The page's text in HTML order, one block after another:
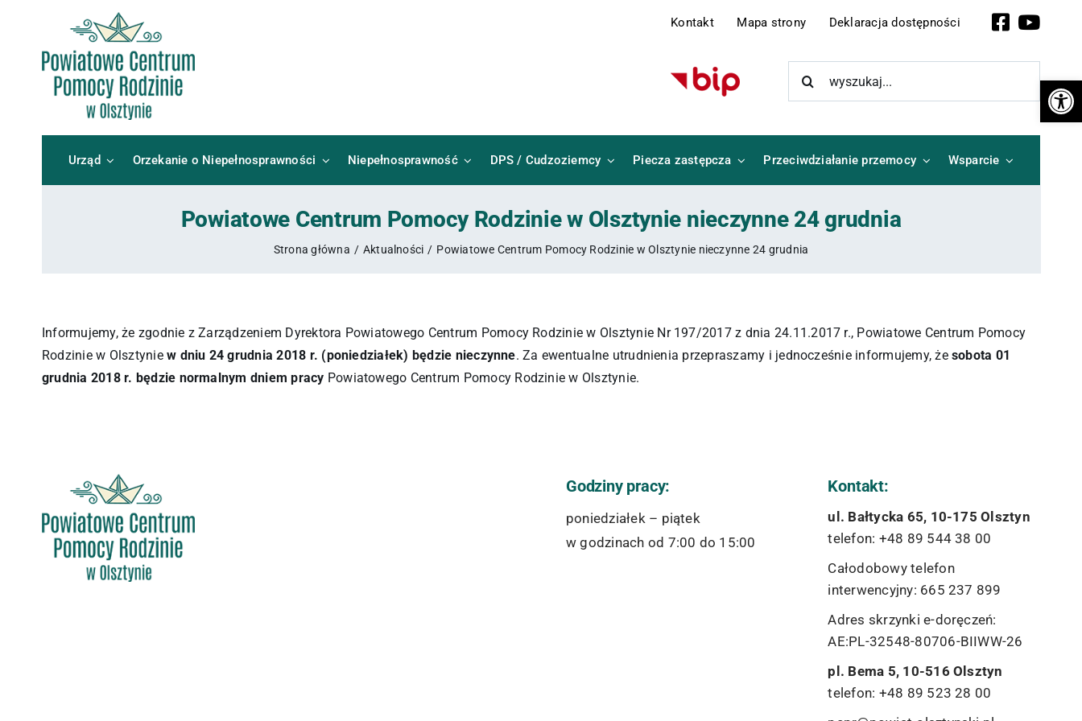
zawartości
Kontakt Mapa strony Deklaracja dostępności Facebook
Urząd Orzekanie o Niepełnosprawności Niepełnosprawność DPS / Cudzoziemcy Piecza zastępcza Przeciwdziałanie przemocy Wsparcie
Powiatowe Centrum Pomocy Rodzinie w Olsztynie nieczynne 24 grudnia
Strona główna Aktualności Powiatowe Centrum Pomocy Rodzinie w Olsztynie nieczynne 24 grudnia
Informujemy, że zgodnie z Zarządzeniem Dyrektora Powiatowego Centrum Pomocy Rodzinie w Olsztynie Nr 197/2017 z dnia 24.11.2017 r., Powiatowe Centrum Pomocy
Rodzinie w Olsztyniew dniu 24 grudnia 2018 r. (poniedziałek) będzie nieczynne. Za ewentualne utrudnienia przepraszamy i jednocześnie informujemy, żesobota 01
grudnia 2018 r. będzie normalnym dniem pracy Powiatowego Centrum Pomocy Rodzinie w Olsztynie.
Godziny pracy:
poniedziałek – piątek
w godzinach od 7:00 do 15:00
Kontakt:
ul. Bałtycka 65, 10-175 Olsztyn
telefon: +48 89 544 38 00
Całodobowy telefon
interwencyjny: 665 237 899
Adres skrzynki e-doręczeń:
AE:PL-32548-80706-BIIWW-26
pl. Bema 5, 10-516 Olsztyn
telefon: +48 89 523 28 00